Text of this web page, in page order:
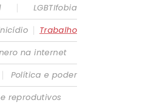
|
LGBTIfobia
| Trabalho
na internet
|
Política e poder
reprodutivos